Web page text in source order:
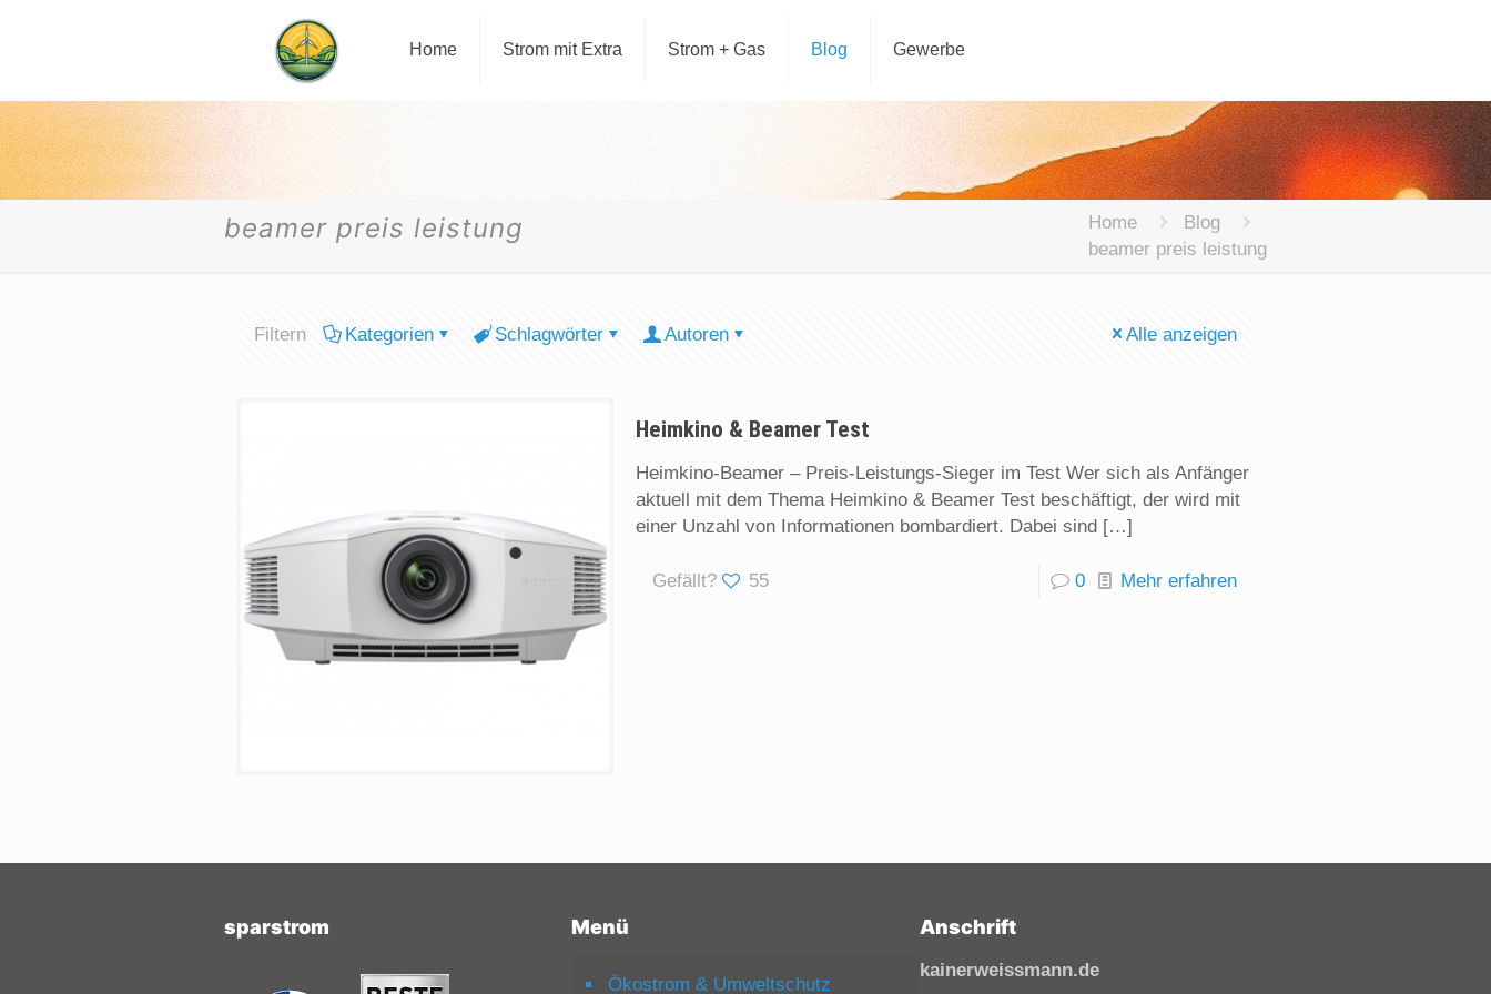
Home Strom mit Extra Strom + Gas Blog Gewerbe
beamer preis leistung Home
Blog
beamer preis leistung
Filtern Kategorien Schlagwörter Autoren Alle anzeigen
Heimkino & Beamer Test
Heimkino-Beamer – Preis-Leistungs-Sieger im Test Wer sich als Anfänger
aktuell mit dem Thema Heimkino & Beamer Test beschäftigt, der wird mit
einer Unzahl von Informationen bombardiert. Dabei sind[…]
Gefällt? 55 0 Mehr erfahren
sparstrom Menü
Ökostrom & Umweltschutz
Anschrift
kainerweissmann.de